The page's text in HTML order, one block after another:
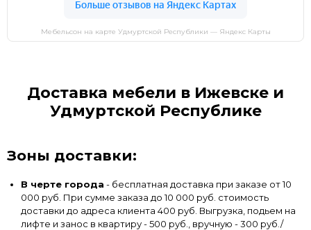
Мебельсон на карте Удмуртской Республики — Яндекс Карты
Доставка мебели в Ижевске и
Удмуртской Республике
Зоны доставки:
В черте города - бесплатная доставка при заказе от 10
000 руб. При сумме заказа до 10 000 руб. стоимость
доставки до адреса клиента 400 руб. Выгрузка, подьем на
лифте и занос в квартиру - 500 руб., вручную - 300 руб./